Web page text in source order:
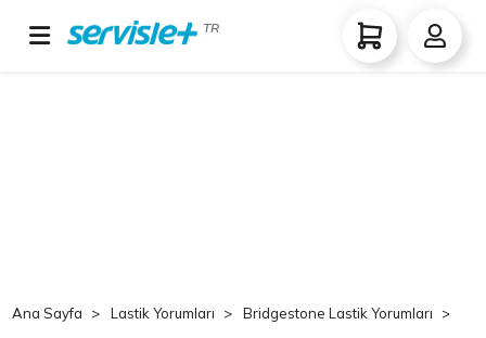
TR
Ana Sayfa Lastik Yorumları Bridgestone Lastik Yorumları